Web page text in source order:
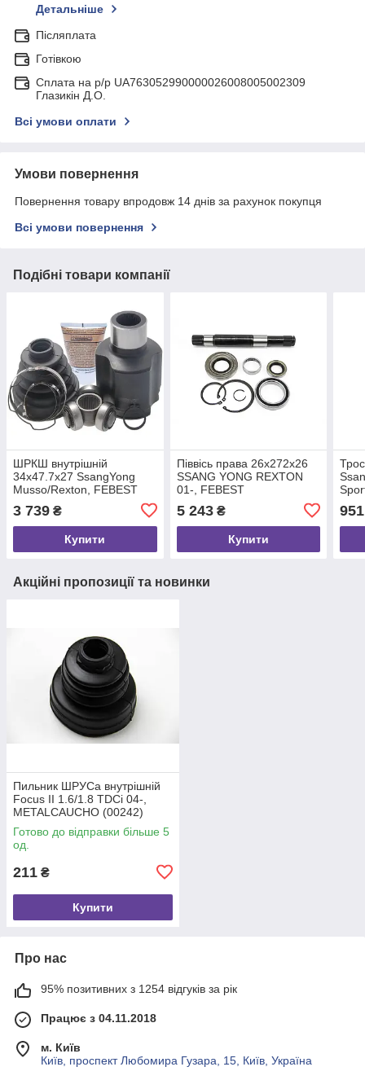
Детальніше
Післяплата
Готівкою
Сплата на р/р UA763052990000026008005002309
Глазикін Д.О.
Всі умови оплати
Умови повернення
Повернення товару впродовж 14 днів за рахунок покупця
Всі умови повернення
Подібні товари компанії
ШРКШ внутрішній
34x47.7x27 SsangYong
Musso/Rexton, FEBEST
3 739 ₴
Купити
Піввісь права 26x272x26
SSANG YONG REXTON
01-, FEBEST
5 243₴
Купити
951
Акційні пропозиції та новинки
Пильник ШРУСа внутрішній
Focus II 1.6/1.8 TDCi 04-,
METALCAUCHO (00242)
Готово до відправки більше 5
од.
211 ₴
Купити
Про нас
95% позитивних з 1254 відгуків за рік
Працює з 04.11.2018
м. Київ
Київ, проспект Любомира Гузара, 15, Київ, Україна